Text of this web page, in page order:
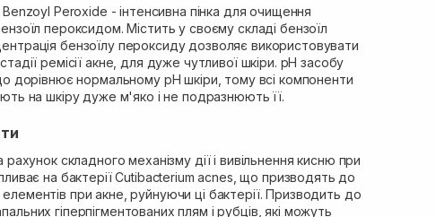
Peroxide - інтенсивна пінка для очищення
пероксидом. Містить у своєму складі бензоїл
бензоїлу пероксиду дозволяє використовувати
ремісії акне, для дуже чутливої шкіри. рН засобу
дорівнює нормальному рН шкіри, тому всі компоненти
на шкіру дуже м'яко і не подразнюють її.
рахунок складного механізму дії і вивільнення кисню при
на бактерії Cutibacterium acnes, що призводять до
при акне, руйнуючи ці бактерії. Призводить до
гіперпігментованих плям і рубців, які можуть